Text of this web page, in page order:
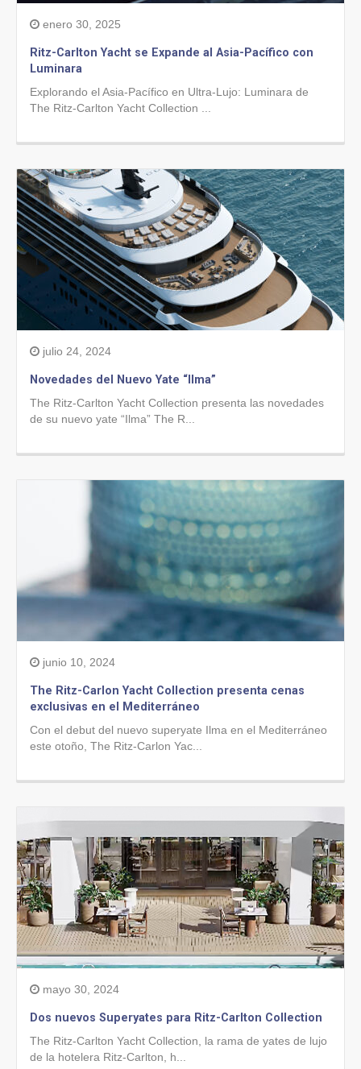
enero 30, 2025
Ritz-Carlton Yacht se Expande al Asia-Pacífico con
Luminara
Explorando el Asia-Pacífico en Ultra-Lujo: Luminara de
The Ritz-Carlton Yacht Collection ...
julio 24, 2024
Novedades del Nuevo Yate “Ilma”
The Ritz-Carlton Yacht Collection presenta las novedades
de su nuevo yate “Ilma” The R...
junio 10, 2024
The Ritz-Carlon Yacht Collection presenta cenas
exclusivas en el Mediterráneo
Con el debut del nuevo superyate Ilma en el Mediterráneo
este otoño, The Ritz-Carlon Yac...
mayo 30, 2024
Dos nuevos Superyates para Ritz-Carlton Collection
The Ritz-Carlton Yacht Collection, la rama de yates de lujo
de la hotelera Ritz-Carlton, h...